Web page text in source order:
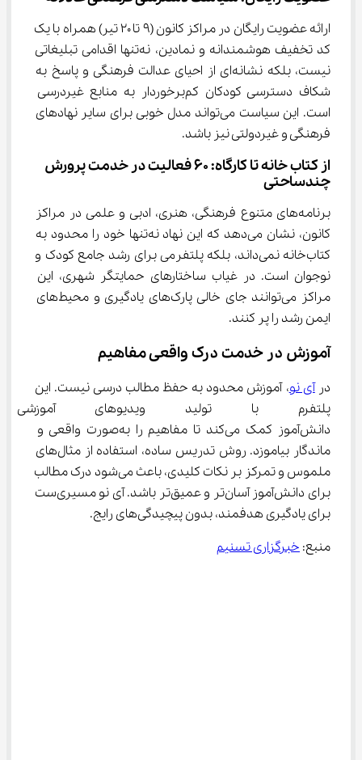
ارائه عضویت رایگان در مراکز کانون (۹ تا ۲۰ تیر) همراه با یک
کد تخفیف هوشمندانه و نمادین، نه‌تنها اقدامی تبلیغاتی
نیست، بلکه نشانه‌ای از احیای عدالت فرهنگی و پاسخ به
شکاف دسترسی کودکان کم‌برخوردار به منابع غیردرسی
است. این سیاست می‌تواند مدل خوبی برای سایر نهادهای
فرهنگی و غیردولتی نیز باشد.
از کتاب خانه تا کارگاه: ۶۰ فعالیت در خدمت پرورش
چندساحتی
برنامه‌های متنوع فرهنگی، هنری، ادبی و علمی در مراکز
کانون، نشان می‌دهد که این نهاد نه‌تنها خود را محدود به
کتاب‌خانه نمی‌داند، بلکه پلتفرمی برای رشد جامع کودک و
نوجوان است. در غیاب ساختارهای حمایتگر شهری، این
مراکز می‌توانند جای خالی پارک‌های یادگیری و محیط‌های
ایمن رشد را پر کنند.
آموزش در خدمت درک واقعی مفاهیم
در آی نو، آموزش محدود به حفظ مطالب درسی نیست. این
پلتفرم با تولید ویدیوهای
دانش‌آموز کمک می‌کند تا مفاهیم را به‌صورت واقعی و
ماندگار بیاموزد. روش تدریس ساده، استفاده از مثال‌های
ملموس و تمرکز بر نکات کلیدی، باعث می‌شود درک مطالب
برای دانش‌آموز آسان‌تر و عمیق‌تر باشد. آی نو مسیری‌ست
برای یادگیری هدفمند، بدون پیچیدگی‌های رایج.
منبع: خبرگزاری تسنیم